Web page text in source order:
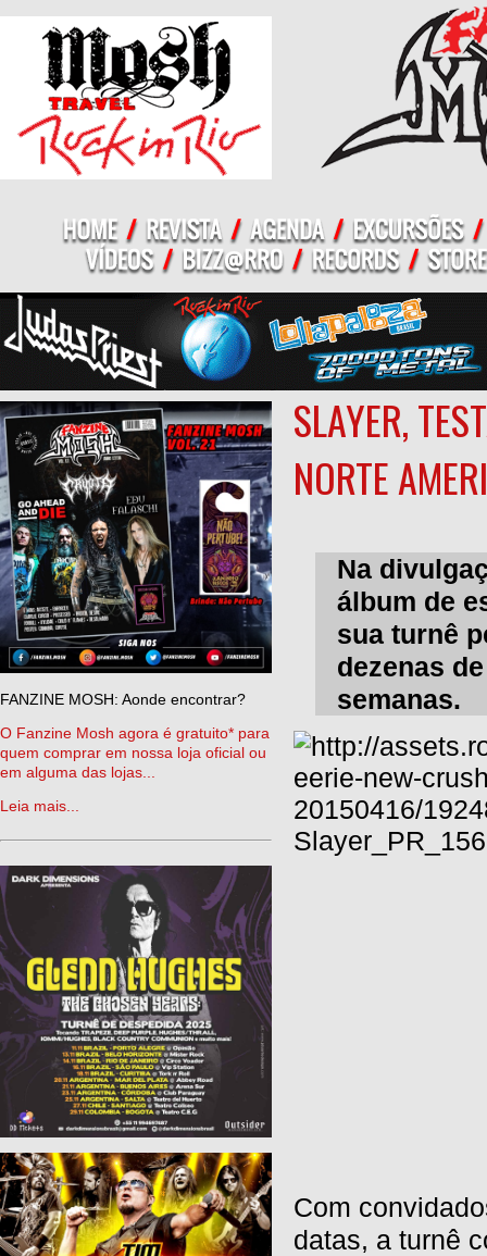
FANZINE MOSH: Aonde encontrar?
O Fanzine Mosh agora é gratuito* para
quem comprar em nossa loja oficial ou
em alguma das lojas...
Leia mais...
SLAYER,
NORTE
Na
álbum de
sua turnê
dezenas
semanas.
Com
datas, a turnê